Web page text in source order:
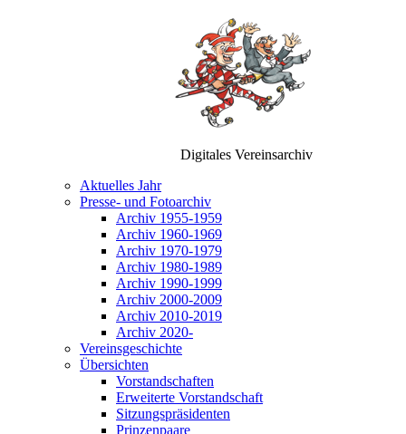
Digitales Vereinsarchiv
Aktuelles Jahr
Presse- und Fotoarchiv
Archiv 1955-1959
Archiv 1960-1969
Archiv 1970-1979
Archiv 1980-1989
Archiv 1990-1999
Archiv 2000-2009
Archiv 2010-2019
Archiv 2020-
Vereinsgeschichte
Übersichten
Vorstandschaften
Erweiterte Vorstandschaft
Sitzungspräsidenten
Prinzenpaare